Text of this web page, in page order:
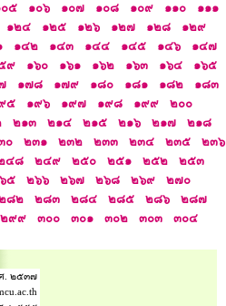
๐๕ ๑๐๖ ๑๐๗ ๑๐๘ ๑๐๙ ๑๑๐
๑๑๑
๑๒๔ ๑๒๕ ๑๒๖ ๑๒๗ ๑๒๘
๑๒๙
๑๔๒ ๑๔๓ ๑๔๔ ๑๔๕ ๑๔๖
๑๔๗
๙ ๑๖๐ ๑๖๑ ๑๖๒ ๑๖๓ ๑๖๔
๑๖๕
๑๗๘ ๑๗๙ ๑๘๐ ๑๘๑ ๑๘๒
๑๘๓
๕ ๑๙๖ ๑๙๗ ๑๙๘ ๑๙๙
๒๐๐
๒๑๓ ๒๑๔ ๒๑๕ ๒๑๖ ๒๑๗
๒๑๘
๐ ๒๓๑ ๒๓๒ ๒๓๓ ๒๓๔ ๒๓๕
๒๓๖
๔๘ ๒๔๙ ๒๕๐ ๒๕๑ ๒๕๒
๒๕๓
๕ ๒๖๖ ๒๖๗ ๒๖๘ ๒๖๙
๒๗๐
๘๒ ๒๘๓ ๒๘๔ ๒๘๕ ๒๘๖
๒๘๗
๒๙๙ ๓๐๐ ๓๐๑ ๓๐๒ ๓๐๓
๓๐๔
. ๒๕๓๗